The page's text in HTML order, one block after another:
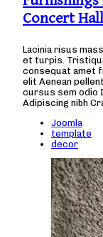
Concert
Lacinia risus
et turpis.
consequat amet
elit Aenean
cursus sem odio
Adipiscing nibh
Joomla
template
decor